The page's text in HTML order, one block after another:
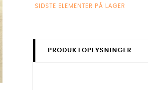
SIDSTE ELEMENTER PÅ LAGER
PRODUKTOPLYSNINGER